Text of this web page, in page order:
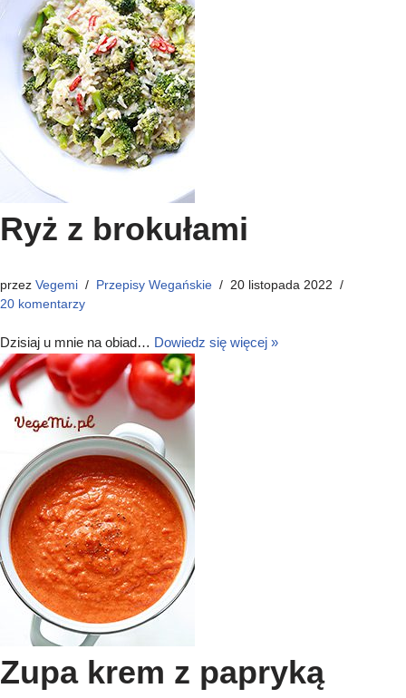
Ryż z brokułami
przez Vegemi Przepisy Wegańskie
20 listopada 2022
20 komentarzy
Dzisiaj u mnie na obiad… Dowiedz się więcej »
Zupa krem z papryką